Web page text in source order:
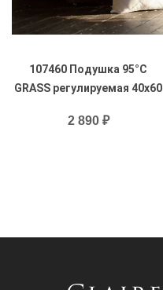
107460 Подушка 95°C
GRASS регулируемая 40х60
2 890 ₽